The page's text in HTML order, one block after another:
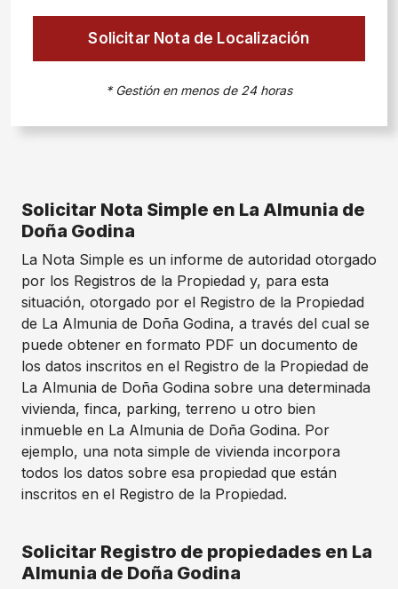
Solicitar Nota de Localización
* Gestión en menos de 24 horas
Solicitar Nota Simple en La Almunia de
Doña Godina
La Nota Simple es un informe de autoridad otorgado
por los Registros de la Propiedad y, para esta
situación, otorgado por el Registro de la Propiedad
de La Almunia de Doña Godina, a través del cual se
puede obtener en formato PDF un documento de
los datos inscritos en el Registro de la Propiedad de
La Almunia de Doña Godina sobre una determinada
vivienda, finca, parking, terreno u otro bien
inmueble en La Almunia de Doña Godina. Por
ejemplo, una nota simple de vivienda incorpora
todos los datos sobre esa propiedad que están
inscritos en el Registro de la Propiedad.
Solicitar Registro de propiedades en La
Almunia de Doña Godina